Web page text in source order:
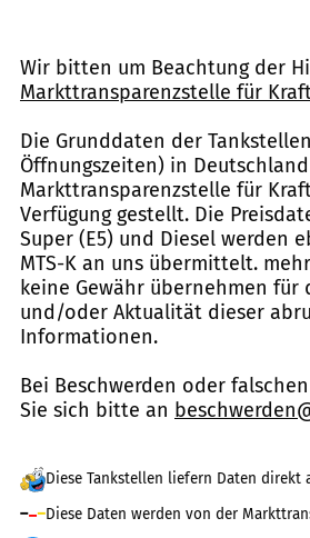
Wir bitten um Beachtung der
Markttransparenzstelle für
Die Grunddaten der
Öffnungszeiten) in
Markttransparenzstelle für
Verfügung gestellt. Die
Super (E5) und Diesel werden
MTS-K an uns übermittelt.
keine Gewähr übernehmen für
und/oder Aktualität dieser
Informationen.
Bei Beschwerden oder
Sie sich bitte an
Diese Tankstellen liefern Daten direkt
Diese Daten werden von der